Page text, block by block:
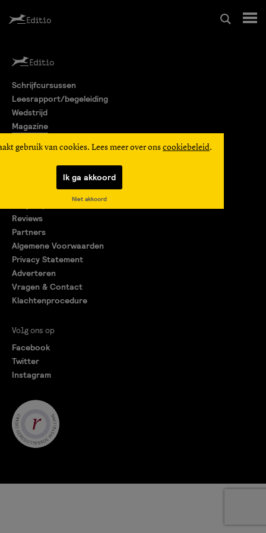
Leesrapport/begeleiding
Wedstrijd
Editio Producties
gebruik van cookies. Lees meer over ons cookiebeleid.
Ik ga akkoord
Niet akkoord
Schrijfcursussen
Leesrapport/begeleiding
Wedstrijd
Magazine
Reviews
Partners
Algemene Voorwaarden
Privacy Statement
Adverteren
Vragen & Contact
Klachtenprocedure
Volg ons op
Facebook
Twitter
Instagram